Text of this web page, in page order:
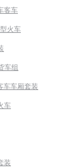
客车
火车
车组
车车厢套装
车
装